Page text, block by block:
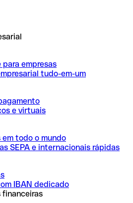
empresas
tudo-em-um
e virtuais
em todo o mundo
SEPA e internacionais rápidas
IBAN dedicado
financeiras